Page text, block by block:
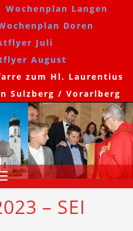
Wochenplan Langen
Doren
Juli
August
zum Hl. Laurentius
Sulzberg / Vorarlberg
– SEI